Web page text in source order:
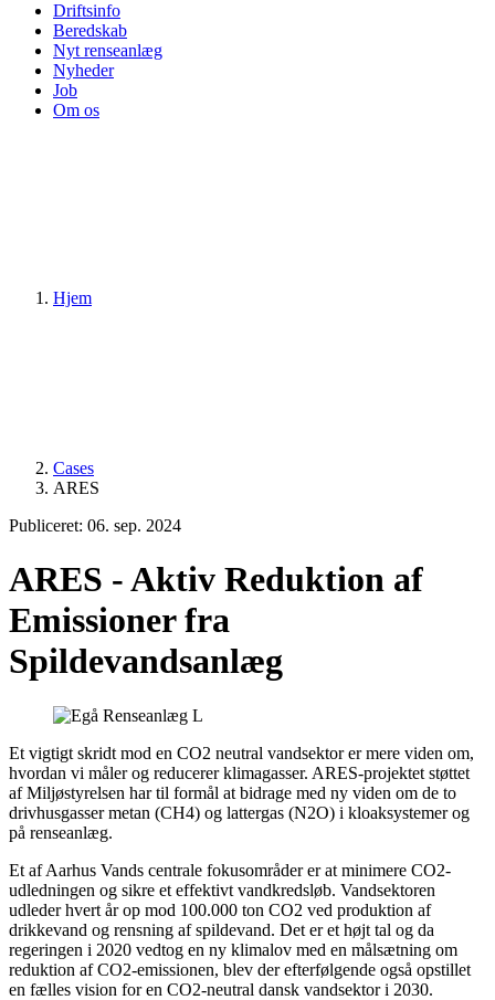
Driftsinfo
Beredskab
Nyt renseanlæg
Nyheder
Job
Om os
Hjem
Cases
ARES
Publiceret: 06. sep. 2024
ARES - Aktiv Reduktion af
Emissioner fra
Spildevandsanlæg
Et vigtigt skridt mod en CO2 neutral vandsektor er mere viden om,
hvordan vi måler og reducerer klimagasser. ARES-projektet støttet
af Miljøstyrelsen har til formål at bidrage med ny viden om de to
drivhusgasser metan (CH4) og lattergas (N2O) i kloaksystemer og
på renseanlæg.
Et af Aarhus Vands centrale fokusområder er at minimere CO2-
udledningen og sikre et effektivt vandkredsløb. Vandsektoren
udleder hvert år op mod 100.000 ton CO2 ved produktion af
drikkevand og rensning af spildevand. Det er et højt tal og da
regeringen i 2020 vedtog en ny klimalov med en målsætning om
reduktion af CO2-emissionen, blev der efterfølgende også opstillet
en fælles vision for en CO2-neutral dansk vandsektor i 2030.